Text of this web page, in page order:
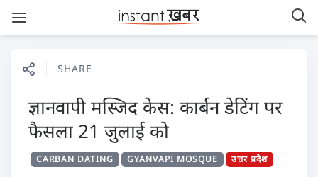
SHARE
ज्ञानवापी मस्जिद केस: कार्बन डेटिंग पर
फैसला 21 जुलाई को
CARBAN DATING GYANVAPI MOSQUE उत्तर प्रदेश